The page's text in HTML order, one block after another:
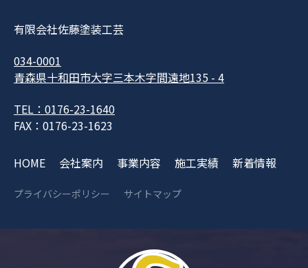
有限会社佐藤塗装工芸
034-0001
青森県十和田市大字三本木字間遠地135 - 4
TEL：0176-23-1640
FAX：0176-23-1623
HOME 会社案内 事業内容 施工実績 新着情報
プライバシーポリシー サイトマップ